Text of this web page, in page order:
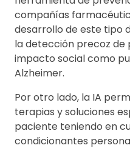
compañías
desarrollo de este tipo
la detección precoz de
impacto social como
Alzheimer.
Por otro lado, la IA
terapias y soluciones
paciente teniendo en
condicionantes